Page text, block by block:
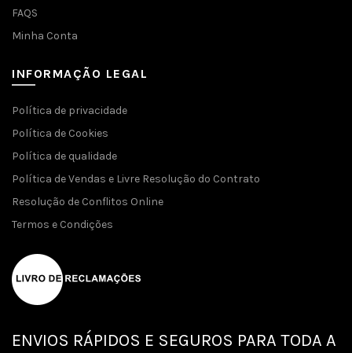
FAQS
Minha Conta
INFORMAÇÃO LEGAL
Política de privacidade
Política de Cookies
Política de qualidade
Política de Vendas e Livre Resolução do Contrato
Resolução de Conflitos Online
Termos e Condições
ENVIOS RÁPIDOS E SEGUROS PARA TODA A